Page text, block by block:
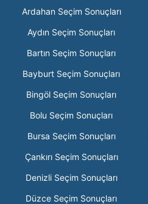
Ardahan Seçim Sonuçları
Aydın Seçim Sonuçları
Bartın Seçim Sonuçları
Bayburt Seçim Sonuçları
Bingöl Seçim Sonuçları
Bolu Seçim Sonuçları
Bursa Seçim Sonuçları
Çankırı Seçim Sonuçları
Denizli Seçim Sonuçları
Düzce Seçim Sonuçları